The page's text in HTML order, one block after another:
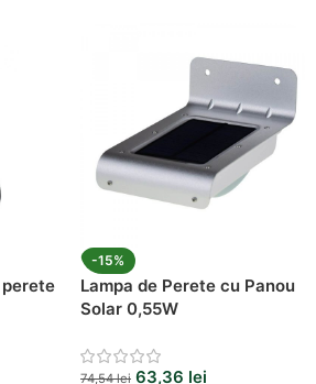
-15%
Lampa de Perete cu Panou
Solar 0,55W
74,54lei 63,36 lei